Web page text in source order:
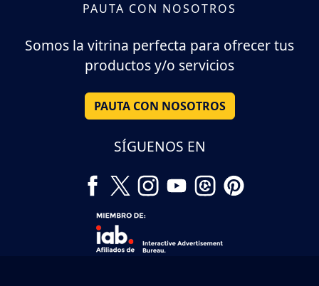
PAUTA CON NOSOTROS
Somos la vitrina perfecta para ofrecer tus
productos y/o servicios
PAUTA CON NOSOTROS
SÍGUENOS EN